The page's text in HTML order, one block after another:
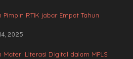
Pimpin RTIK jabar Empat Tahun
2025
Materi Literasi Digital dalam MPLS